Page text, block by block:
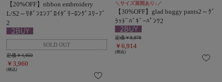
【20%OFF】ribbon embroidery
L/S2～ﾘﾎﾞﾝｴﾝﾌﾞﾛｲﾀﾞﾘｰﾛﾝｸﾞｽﾘｰﾌﾞ
2
定価￥4,950
￥3,960
(税込)
＼サイズ展開あり♪／
【30%OFF】glad buggy pants2～ｸﾞ
ﾗｯﾄﾞﾊﾞｷﾞｰﾊﾟﾝﾂ2
定価￥9,878
￥6,914
(税込)